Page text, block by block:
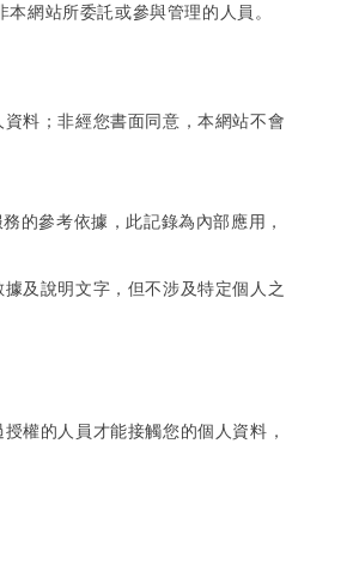
網站所委託或參與管理的人員。
料；非經您書面同意，本網站不會
的參考依據，此記錄為內部應用，
及說明文字，但不涉及特定個人之
權的人員才能接觸您的個人資料，